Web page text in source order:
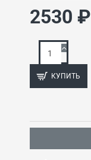
2530 ₽
КУПИТЬ